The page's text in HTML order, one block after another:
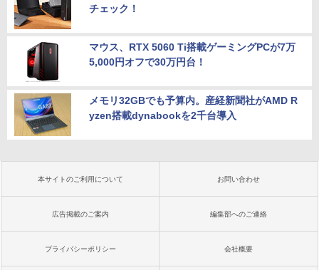
チェック！
マウス、RTX 5060 Ti搭載ゲーミングPCが7万
5,000円オフで30万円台！
メモリ32GBでも予算内。産経新聞社がAMD R
yzen搭載dynabookを2千台導入
本サイトのご利用について お問い合わせ
広告掲載のご案内 編集部へのご連絡
プライバシーポリシー 会社概要